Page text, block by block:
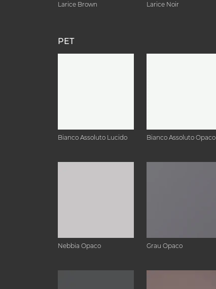
Larice Brown Larice Noir
PET
Bianco Assoluto Lucido Bianco Assoluto Opaco
Nebbia Opaco Grau Opaco